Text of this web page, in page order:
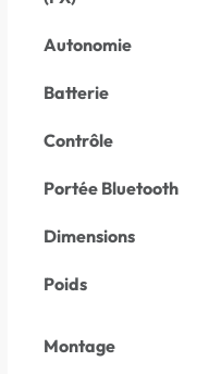
Autonomie
Batterie
Contrôle
Portée Bluetooth
Dimensions
Poids
Montage